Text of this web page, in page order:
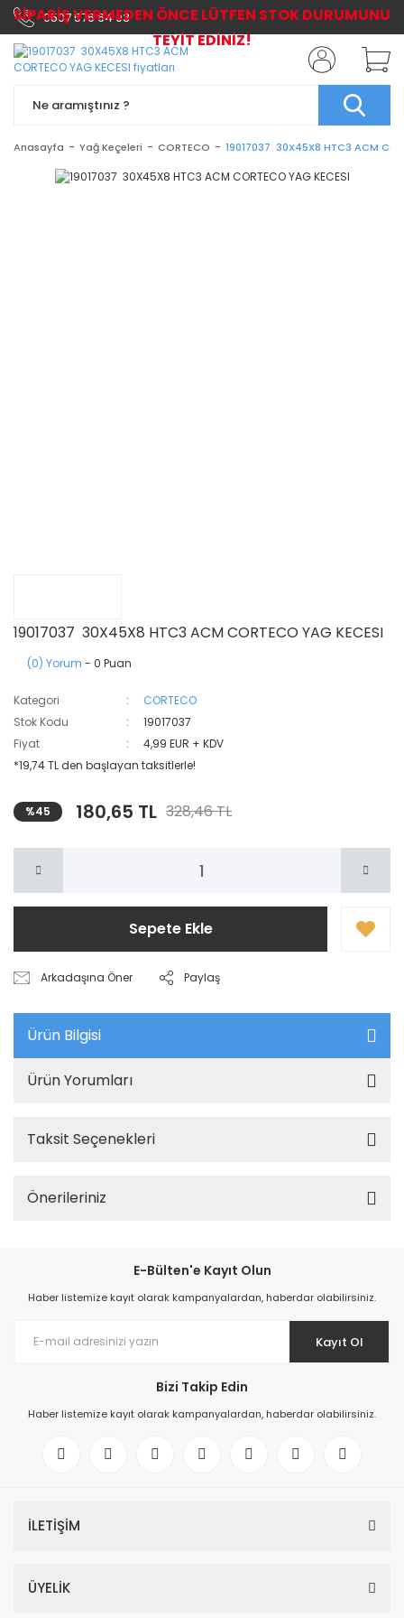
0507 576 64 03
Anasayfa Yağ Keçeleri CORTECO 19017037 30X45X8 HTC3 ACM
19017037 30X45X8 HTC3 ACM CORTECO YAG KECESI
(0) Yorum - 0 Puan
Kategori
CORTECO
Stok Kodu
19017037
Fiyat
4,99 EUR + KDV
*19,74 TL den başlayan taksitlerle!
%45 180,65 TL 328,46 TL
Sepete Ekle
Arkadaşına Öner Paylaş
Ürün Bilgisi
Ürün Yorumları
Taksit Seçenekleri
Önerileriniz
E-Bülten'e Kayıt Olun
Haber listemize kayıt olarak kampanyalardan, haberdar olabilirsiniz.
Kayıt Ol
Bizi Takip Edin
Haber listemize kayıt olarak kampanyalardan, haberdar olabilirsiniz.
İLETİŞİM
ÜYELİK
SİPARİŞ VERMEDEN ÖNCE LÜTFEN STOK DURUMUNU
TEYİT EDİNİZ!